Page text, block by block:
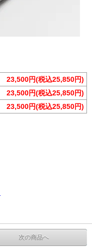
23,500円(税込25,850円)
23,500円(税込25,850円)
23,500円(税込25,850円)
次の商品へ